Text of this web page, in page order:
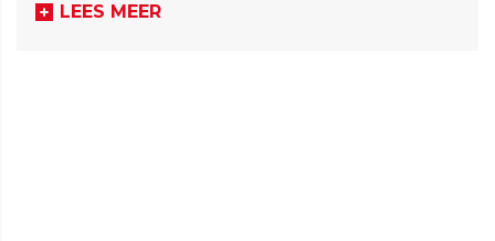
LEES MEER